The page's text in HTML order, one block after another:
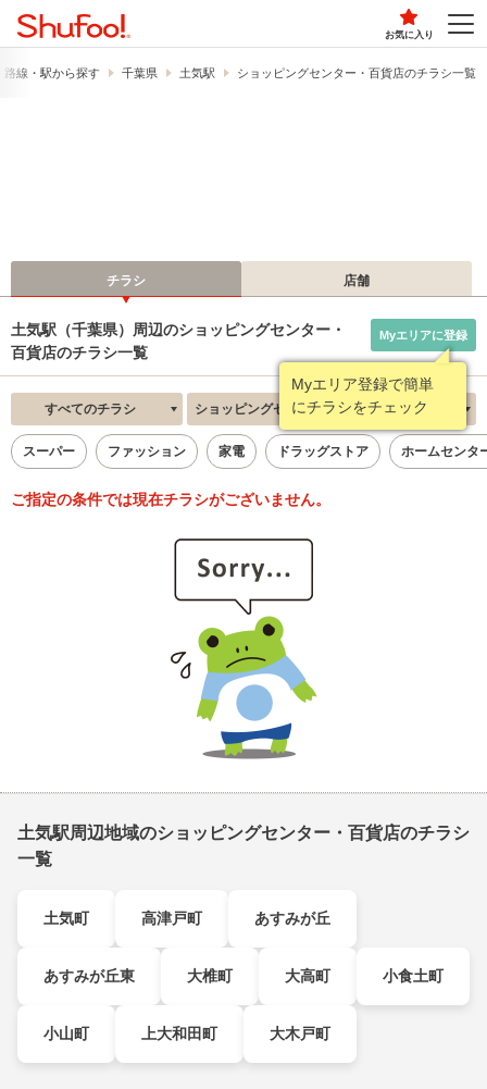
お気に入り
路線・駅から探す 千葉県 土気駅 ショッピングセンター・百貨店のチラシ一覧
チラシ 店舗
土気駅（千葉県）周辺のショッピングセンター・
百貨店のチラシ一覧
Myエリア登録で簡単
にチラシをチェック
Myエリアに登録
すべてのチラシ ショッピングセンター・百貨店 新着順
スーパー ファッション 家電 ドラッグストア ホームセンタ
ご指定の条件では現在チラシがございません。
土気駅周辺地域のショッピングセンター・百貨店のチラシ
一覧
土気町 高津戸町 あすみが丘
あすみが丘東 大椎町 大高町 小食土町
小山町 上大和田町 大木戸町